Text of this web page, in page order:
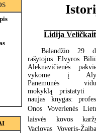
Lidija
Balandžio 29
rašytojos Elvyros
Aleknavičienės
vykome į
Panemunės
mokyklą pristatyti
naujas knygas:
Onos Voverienės
laisvės kovos
Vaclovas Voveris-